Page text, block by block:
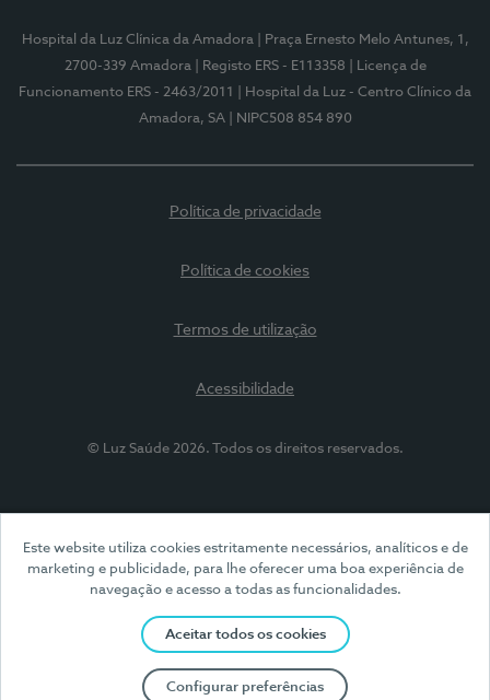
Este website utiliza cookies estritamente necessários, analíticos e de
marketing e publicidade, para lhe oferecer uma boa experiência de
navegação e acesso a todas as funcionalidades.
Aceitar todos os cookies
Configurar preferências
Hospital da Luz Clínica da Amadora
| Praça Ernesto Melo Antunes, 1,
2700-339 Amadora
| Registo ERS - E113358
| Licença de
Funcionamento ERS - 2463/2011
| Hospital da Luz - Centro Clínico da
Amadora, SA
| NIPC508 854 890
Política de privacidade
Política de cookies
Termos de utilização
Acessibilidade
© Luz Saúde 2026. Todos os direitos reservados.